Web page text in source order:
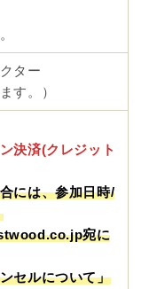
ター
す。）
決済(クレジット
には、参加日時/
宛に
セルについて」